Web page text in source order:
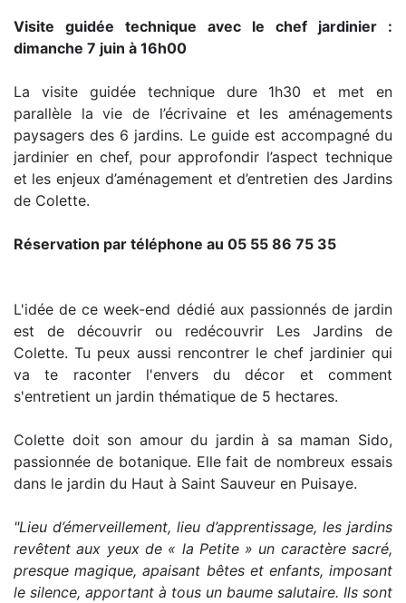
Visite guidée technique avec le chef jardinier :
dimanche 7 juin à 16h00
La visite guidée technique dure 1h30 et met en
parallèle la vie de l’écrivaine et les aménagements
paysagers des 6 jardins. Le guide est accompagné du
jardinier en chef, pour approfondir l’aspect technique
et les enjeux d’aménagement et d’entretien des Jardins
de Colette.
Réservation par téléphone au 05 55 86 75 35
L'idée de ce week-end dédié aux passionnés de jardin
est de découvrir ou redécouvrir Les Jardins de
Colette. Tu peux aussi rencontrer le chef jardinier qui
va te raconter l'envers du décor et comment
s'entretient un jardin thématique de 5 hectares.
Colette doit son amour du jardin à sa maman Sido,
passionnée de botanique. Elle fait de nombreux essais
dans le jardin du Haut à Saint Sauveur en Puisaye.
"Lieu d’émerveillement, lieu d’apprentissage, les jardins
revêtent aux yeux de « la Petite » un caractère sacré,
presque magique, apaisant bêtes et enfants, imposant
le silence, apportant à tous un baume salutaire. Ils sont